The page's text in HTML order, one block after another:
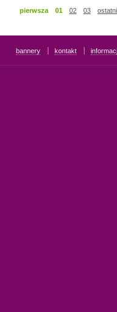
pierwsza 01 02 03
bannery kontakt